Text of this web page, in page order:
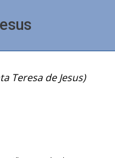
Teresa de Jesus)